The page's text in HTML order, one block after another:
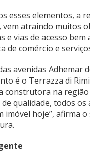
esses elementos, a
vem atraindo muitos
e vias de acesso
de comércio e
avenidas Adhemar
é o Terrazza di
construtora na
qualidade, todos
imóvel hoje”, afirma